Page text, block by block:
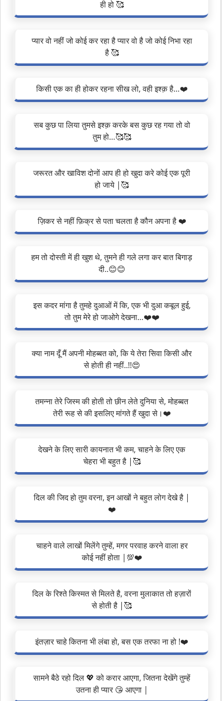
ही हो 🥰
प्यार वो नहीं जो कोई कर रहा है प्यार वो है जो कोई निभा रहा
है 🥰
किसी एक का ही होकर रहना सीख लो, वही इश्क़ है…❤️
सब कुछ पा लिया तुमसे इश्क़ करके बस कुछ रह गया तो वो
तुम हो…🥰🥰
जरूरत और खाविश दोनों आप ही हो खुदा करे कोई एक पूरी
हो जाये |🥰
ज़िकर से नहीं फ़िक्र से पता चलता है कौन अपना है ❤️
हम तो दोस्ती में ही खुश थे, तुमने ही गले लगा कर बात बिगाड़
दी..😊😊
इस कदर मांगा है तुमहे दुआओं में कि, एक भी दुआ कबूल हुई,
तो तुम मेरे हो जाओगे देखना…❤️❤️
क्या नाम दूँ मैं अपनी मोहब्बत को, कि ये तेरा सिवा किसी और
से होती ही नहीं..!!😍
तमन्ना तेरे जिस्म की होती तो छीन लेते दुनिया से, मोहब्बत
तेरी रूह से की इसलिए मांगते हैं खुदा से।❤️
देखने के लिए सारी कायनात भी कम, चाहने के लिए एक
चेहरा भी बहुत है |🥰
दिल की जिद हो तुम वरना, इन आखों ने बहुत लोग देखे है |
❤️
चाहने वाले लाखों मिलेंगे तुम्हें, मगर परवाह करने वाला हर
कोई नहीं होता |💯❤️
दिल के रिश्ते किस्मत से मिलते है, वरना मुलाकात तो हज़ारों
से होती है |🥰
इंतज़ार चाहे कितना भी लंबा हो, बस एक तरफा ना हो !❤️
सामने बैठे रहो दिल 💖 को करार आएगा, जितना देखेंगे तुम्हें
उतना ही प्यार 😘 आएगा |